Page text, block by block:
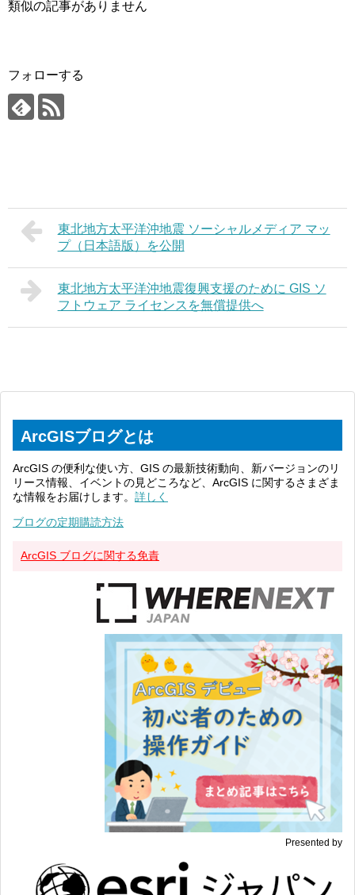
類似の記事がありません
フォローする
東北地方太平洋沖地震 ソーシャルメディア マッ
プ（日本語版）を公開
東北地方太平洋沖地震復興支援のために GIS ソ
フトウェア ライセンスを無償提供へ
ArcGISブログとは
ArcGIS の便利な使い方、GIS の最新技術動向、新バージョンのリ
リース情報、イベントの見どころなど、ArcGIS に関するさまざま
な情報をお届けします。 詳しく
ブログの定期購読方法
ArcGIS ブログに関する免責
Presented by